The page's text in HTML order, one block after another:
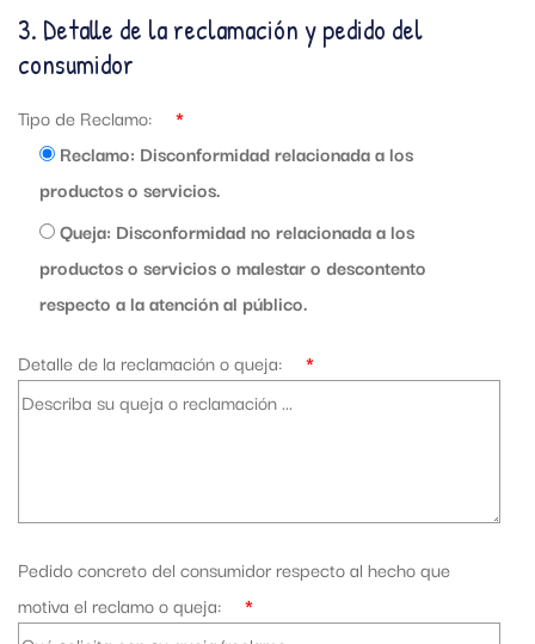
3. Detalle de la reclamación y pedido del
consumidor
Tipo de Reclamo:
*
Reclamo: Disconformidad relacionada a los
productos o servicios.
Queja: Disconformidad no relacionada a los
productos o servicios o malestar o descontento
respecto a la atención al público.
Detalle de la reclamación o queja: *
Pedido concreto del consumidor respecto al hecho que
motiva el reclamo o queja:
*